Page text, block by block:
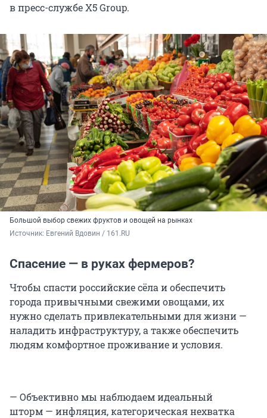
в пресс-службе X5 Group.
Большой выбор свежих фруктов и овощей на рынках
Источник: Евгений Вдовин / 161.RU
Спасение — в руках фермеров?
Чтобы спасти российские сёла и обеспечить
города привычными свежими овощами, их
нужно сделать привлекательными для жизни —
наладить инфраструктуру, а также обеспечить
людям комфортное проживание и условия.
— Объективно мы наблюдаем идеальный
шторм — инфляция, категорическая нехватка